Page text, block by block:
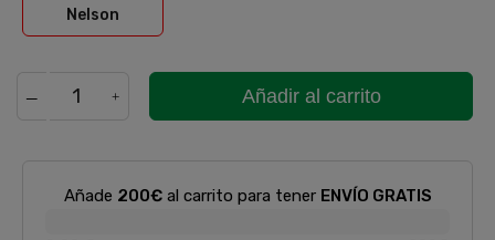
Nelson
Añadir al carrito
Añade 200€al carrito para tener ENVÍO GRATIS